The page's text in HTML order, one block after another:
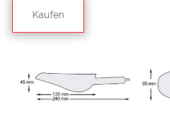
Kaufen